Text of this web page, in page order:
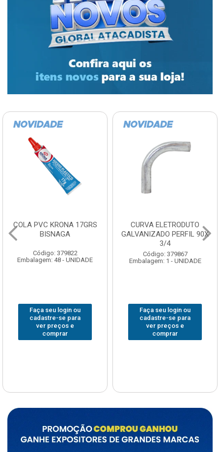
COLA PVC KRONA 17GRS
BISNAGA
Código: 379822
Embalagem: 48 - UNIDADE
Faça seu login ou
cadastre-se para
ver preços e
comprar
CURVA ELETRODUTO
GALVANIZADO PERFIL 90X
3/4
Código: 379867
Embalagem: 1 - UNIDADE
Faça seu login ou
cadastre-se para
ver preços e
comprar